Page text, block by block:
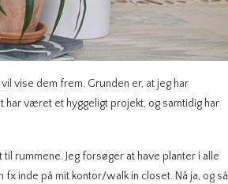
vise dem frem. Grunden er, at jeg har
været et hyggeligt projekt, og samtidig har
rummene. Jeg forsøger at have planter i alle
inde på mit kontor/walk in closet. Nå ja, og så